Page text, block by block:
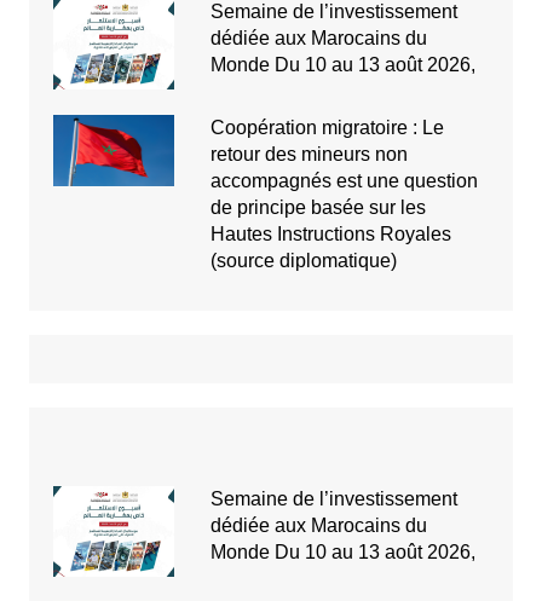
Semaine de l’investissement
dédiée aux Marocains du
Monde Du 10 au 13 août 2026,
Coopération migratoire : Le
retour des mineurs non
accompagnés est une question
de principe basée sur les
Hautes Instructions Royales
(source diplomatique)
Semaine de l’investissement
dédiée aux Marocains du
Monde Du 10 au 13 août 2026,